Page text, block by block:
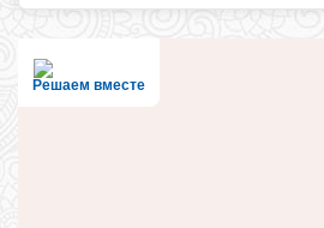
Решаем вместе